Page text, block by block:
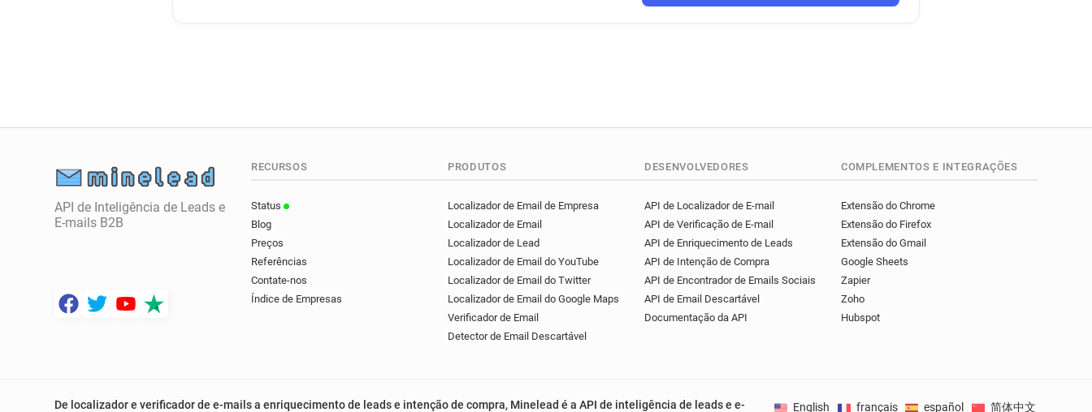
API de Inteligência de Leads e
E-mails B2B
RECURSOS
Status
Blog
Preços
Referências
Contate-nos
Índice de Empresas
PRODUTOS
Localizador de Email de Empresa
Localizador de Email
Localizador de Lead
Localizador de Email do YouTube
Localizador de Email do Twitter
Localizador de Email do Google Maps
Verificador de Email
Detector de Email Descartável
DESENVOLVEDORES
API de Localizador de E-mail
API de Verificação de E-mail
API de Enriquecimento de Leads
API de Intenção de Compra
API de Encontrador de Emails Sociais
API de Email Descartável
Documentação da API
COMPLEMENTOS E INTEGRAÇÕES
Extensão do Chrome
Extensão do Firefox
Extensão do Gmail
Google Sheets
Zapier
Zoho
Hubspot
De localizador e verificador de e-mails a enriquecimento de leads e intenção de compra, Minelead é a API de inteligência de leads e e-
English français español 简体中文